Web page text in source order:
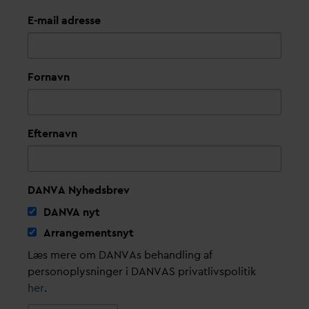
E-mail adresse
Fornavn
Efternavn
DANVA Nyhedsbrev
DANVA nyt
Arrangementsnyt
Læs mere om DANVAs behandling af
personoplysninger i DANVAS privatlivspolitik
her.